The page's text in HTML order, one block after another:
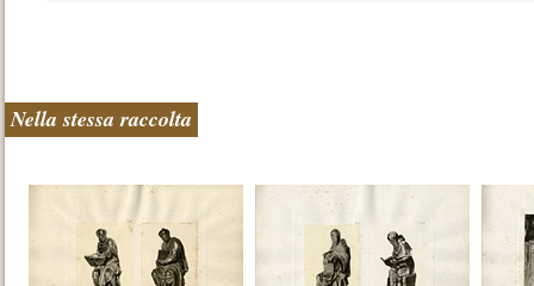
Nella stessa raccolta